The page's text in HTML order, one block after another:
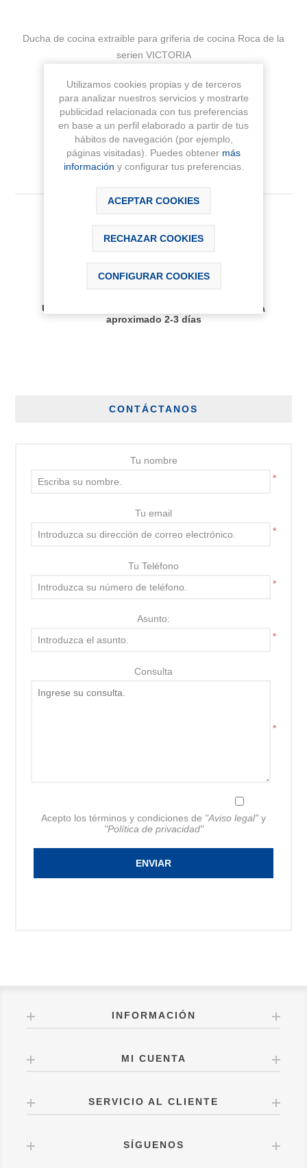
Ducha de cocina extraible para griferia de cocina Roca de la
serien VICTORIA
Fabricante: ROCA
Sku: A525005900
Últimas unidades disponibles, plazo de entrega
aproximado 2-3 días
CONTÁCTANOS
Tu nombre
*
Tu email
*
Tu Teléfono
*
Asunto:
*
Consulta
*
Acepto los términos y condiciones de "Aviso legal"y
"Política de privacidad"
ENVIAR
INFORMACIÓN
MI CUENTA
SERVICIO AL CLIENTE
SÍGUENOS
Utilizamos cookies propias y de terceros
para analizar nuestros servicios y mostrarte
publicidad relacionada con tus preferencias
en base a un perfil elaborado a partir de tus
hábitos de navegación (por ejemplo,
páginas visitadas). Puedes obtener más
información y configurar tus preferencias.
ACEPTAR COOKIES
RECHAZAR COOKIES
CONFIGURAR COOKIES